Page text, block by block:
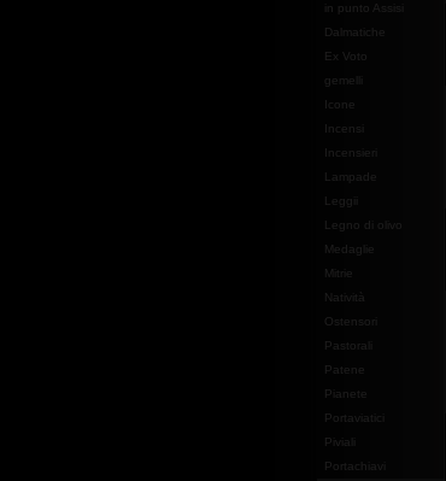
in punto Assisi
Dalmatiche
Ex Voto
gemelli
Icone
Incensi
Incensieri
Lampade
Leggii
Legno di olivo
Medaglie
Mitrie
Natività
Ostensori
Pastorali
Patene
Pianete
Portaviatici
Piviali
Portachiavi